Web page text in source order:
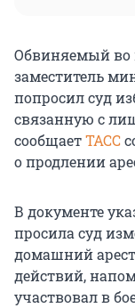
Обвиняемый во
заместитель
попросил суд
связанную с
сообщаетТАСС
о продлении
В документе
просила суд
домашний
действий,
участвовал в